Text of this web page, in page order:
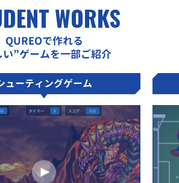
WORKS
QUREOで作れる
い”ゲームを一部ご紹介
ューティングゲーム